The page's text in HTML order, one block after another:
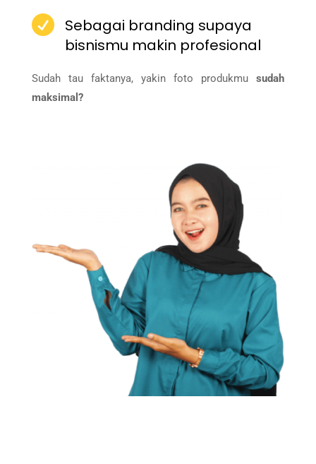
 Sebagai branding supaya
bisnismu makin profesional
Sudah tau faktanya, yakin foto produkmusudah
maksimal?